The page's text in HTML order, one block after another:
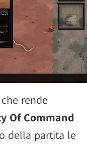
rende
Of Command
della partita le